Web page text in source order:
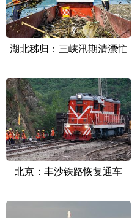
日本語 한국어
湖北秭归：三峡汛期清漂忙
北京：丰沙铁路恢复通车